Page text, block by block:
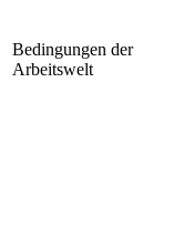
Bedingungen der
Arbeitswelt